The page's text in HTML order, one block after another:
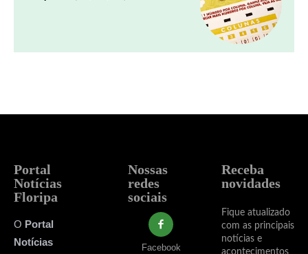
Portal
Notícias
Floripa
O Portal
Notícias
Nossas
redes
sociais
Facebook
Receba
novidades
Fique atualizado
com as principais
notícias e
acontecimentos